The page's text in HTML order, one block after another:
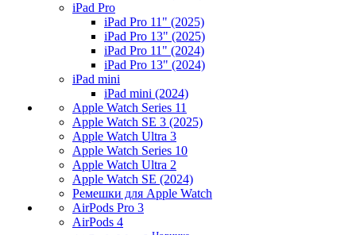
iPad Pro
iPad Pro 11" (2025)
iPad Pro 13" (2025)
iPad Pro 11" (2024)
iPad Pro 13" (2024)
iPad mini
iPad mini (2024)
Apple Watch Series 11
Apple Watch SE 3 (2025)
Apple Watch Ultra 3
Apple Watch Series 10
Apple Watch Ultra 2
Apple Watch SE (2024)
Ремешки для Apple Watch
AirPods Pro 3
AirPods 4